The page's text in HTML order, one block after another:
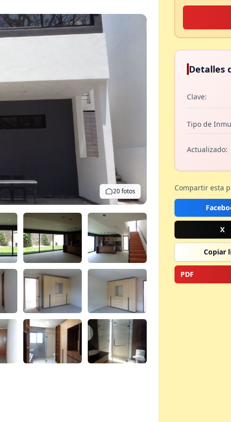
20 fotos
Detalles
Clave:
Tipo de
Actualizado:
Compartir esta
X
Copiar
PDF